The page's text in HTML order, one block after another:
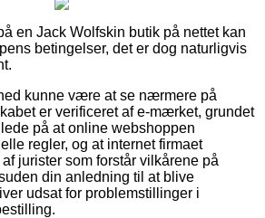
en Jack Wolfskin butik på nettet kan
betingelser, det er dog naturligvis
kunne være at se nærmere på
er verificeret af e-mærket, grundet
på at online webshoppen
regler, og at internet firmaet
jurister som forstår vilkårene på
din anledning til at blive
udsat for problemstillinger i